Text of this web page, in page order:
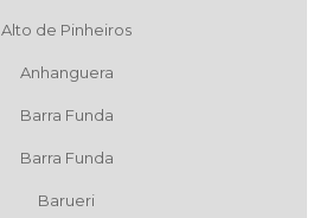
Alto de Pinheiros
Anhanguera
Barra Funda
Barra Funda
Barueri